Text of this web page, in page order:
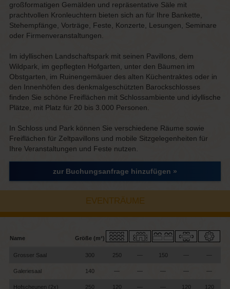
großformatigen Gemälden und repräsentative Säle mit
prachtvollen Kronleuchtern bieten sich an für Ihre Bankette,
Stehempfänge, Vorträge, Feste, Konzerte, Lesungen, Seminare
oder Firmenveranstaltungen.
Im idyllischen Landschaftspark mit seinen Pavillons, dem
Wildpark, im gepflegten Hofgarten, unter den Bäumen im
Obstgarten, im Ruinengemäuer des alten Küchentraktes oder in
den Innenhöfen des denkmalgeschützten Barockschlosses
finden Sie schöne Freiflächen mit Schlossambiente und idyllische
Plätze, mit Platz für 20 bis 3.000 Personen.
In Schloss und Park können Sie verschiedene Räume sowie
Freiflächen für Zeltpavillons und mobile Sitzgelegenheiten für
Ihre Veranstaltungen und Feste nutzen.
zur Buchungsanfrage hinzufügen »
EVENTRÄUME
Name Größe (m²)
Grosser Saal 300 250 — 150 — —
Galeriesaal 140 — — — — —
Hofscheunen (2x) 250 120 — — 120 120